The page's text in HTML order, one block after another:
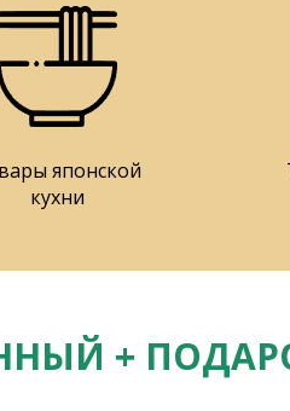
японской
кухни
+